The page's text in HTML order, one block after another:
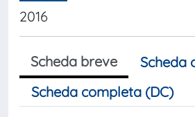
2016
Scheda breve
Scheda
Scheda completa (DC)